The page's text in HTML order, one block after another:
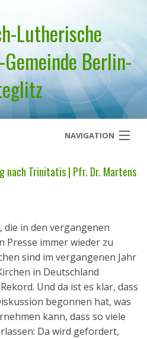
Lutherische
Berlin-
NAVIGATION
nach Trinitatis | Pfr. Dr. Martens
die in den vergangenen
Presse immer wieder zu
sind im vergangenen Jahr
in Deutschland
Und da ist es klar, dass
begonnen hat, was
kann, dass so viele
Da wird gefordert,